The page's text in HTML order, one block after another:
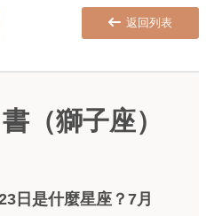
返回列表
（獅子座）
日是什麼星座？7月